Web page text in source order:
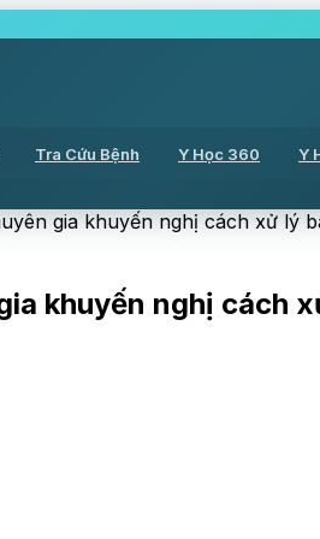
Tra Cứu Bệnh Y Học 360 Y
gia khuyến nghị cách xử lý
khuyến nghị cách